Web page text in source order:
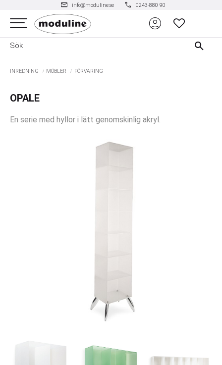
Meny
mail info@moduline.se phone 0243-880 90
account_circle FAVORITER
INREDNING MÖBLER FÖRVARING
OPALE
En serie med hyllor i lätt genomskinlig akryl.